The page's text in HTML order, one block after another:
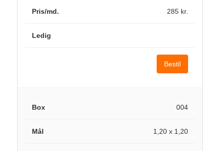
285 kr.
Bestil
004
1,20 x 1,20